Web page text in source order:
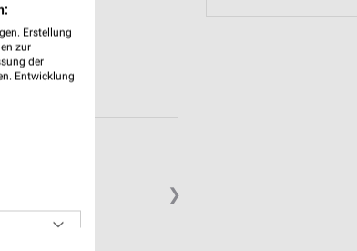
❯
Erstellung
zur
der
Entwicklung